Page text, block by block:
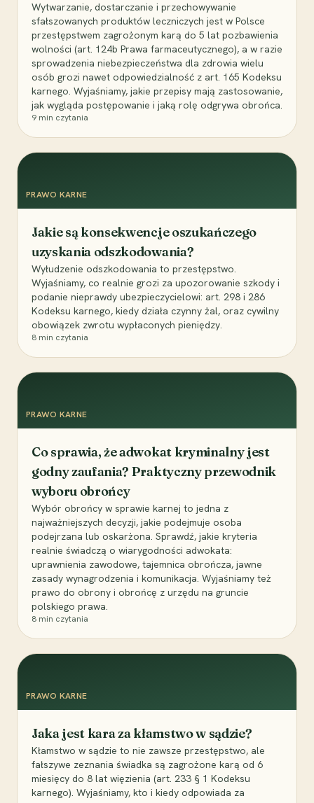
Wytwarzanie, dostarczanie i przechowywanie
sfałszowanych produktów leczniczych jest w Polsce
przestępstwem zagrożonym karą do 5 lat pozbawienia
wolności (art. 124b Prawa farmaceutycznego), a w razie
sprowadzenia niebezpieczeństwa dla zdrowia wielu
osób grozi nawet odpowiedzialność z art. 165 Kodeksu
karnego. Wyjaśniamy, jakie przepisy mają zastosowanie,
jak wygląda postępowanie i jaką rolę odgrywa obrońca.
9 min czytania
PRAWO KARNE
Jakie są konsekwencje oszukańczego
uzyskania odszkodowania?
Wyłudzenie odszkodowania to przestępstwo.
Wyjaśniamy, co realnie grozi za upozorowanie szkody i
podanie nieprawdy ubezpieczycielowi: art. 298 i 286
Kodeksu karnego, kiedy działa czynny żal, oraz cywilny
obowiązek zwrotu wypłaconych pieniędzy.
8 min czytania
PRAWO KARNE
Co sprawia, że adwokat kryminalny jest
godny zaufania? Praktyczny przewodnik
wyboru obrońcy
Wybór obrońcy w sprawie karnej to jedna z
najważniejszych decyzji, jakie podejmuje osoba
podejrzana lub oskarżona. Sprawdź, jakie kryteria
realnie świadczą o wiarygodności adwokata:
uprawnienia zawodowe, tajemnica obrończa, jawne
zasady wynagrodzenia i komunikacja. Wyjaśniamy też
prawo do obrony i obrońcę z urzędu na gruncie
polskiego prawa.
8 min czytania
PRAWO KARNE
Jaka jest kara za kłamstwo w sądzie?
Kłamstwo w sądzie to nie zawsze przestępstwo, ale
fałszywe zeznania świadka są zagrożone karą od 6
miesięcy do 8 lat więzienia (art. 233 § 1 Kodeksu
karnego). Wyjaśniamy, kto i kiedy odpowiada za